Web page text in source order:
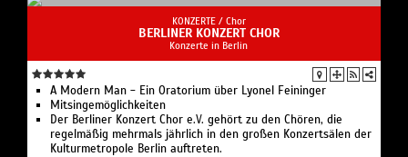
KONZERTE / Chor
BERLINER KONZERT CHOR
Konzerte in Berlin
A Modern Man - Ein Oratorium über Lyonel Feininger
Mitsingemöglichkeiten
Der Berliner Konzert Chor e.V. gehört zu den Chören, die
regelmäßig mehrmals jährlich in den großen Konzertsälen der
Kulturmetropole Berlin auftreten.